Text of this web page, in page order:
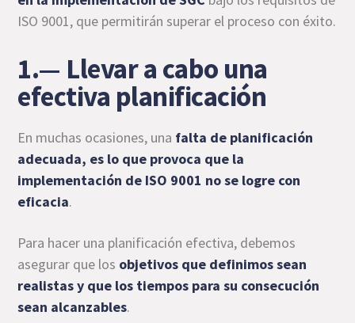
ISO 9001, que permitirán superar el proceso con éxito.
1.— Llevar a cabo una
efectiva planificación
En muchas ocasiones, una falta de planificación
adecuada, es lo que provoca que la
implementación de ISO 9001 no se logre con
eficacia.
Para hacer una planificación efectiva, debemos
asegurar que los objetivos que definimos sean
realistas y que los tiempos para su consecución
sean alcanzables.